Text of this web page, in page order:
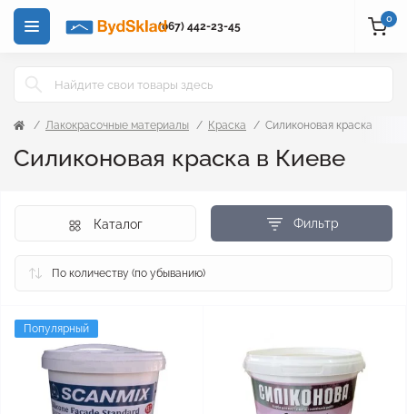
(067) 442-23-45
0
Лакокрасочные материалы Краска Силиконовая краска
Силиконовая краска в Киеве
Фильтр
Каталог
Популярный